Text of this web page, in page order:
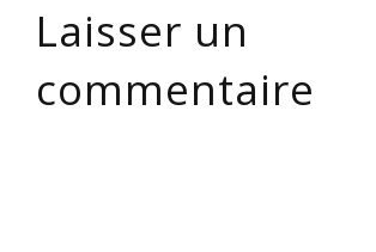
Laisser un
commentaire